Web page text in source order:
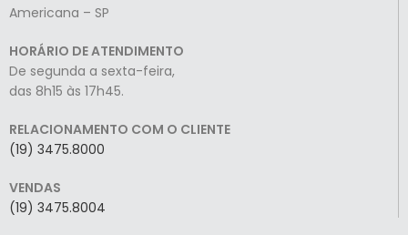
Americana – SP
HORÁRIO DE ATENDIMENTO
De segunda a sexta-feira,
das 8h15 às 17h45.
RELACIONAMENTO COM O CLIENTE
(19) 3475.8000
VENDAS
(19) 3475.8004